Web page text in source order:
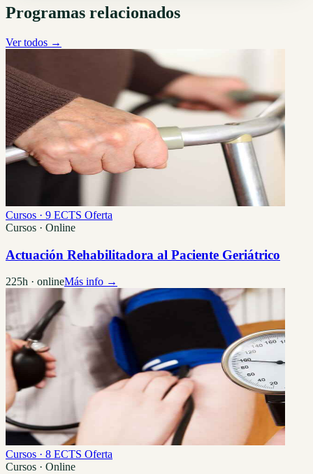
Programas relacionados
Ver todos →
Cursos · 9 ECTS Oferta
Cursos · Online
Actuación Rehabilitadora al Paciente Geriátrico
225h · onlineMás info →
Cursos · 8 ECTS Oferta
Cursos · Online